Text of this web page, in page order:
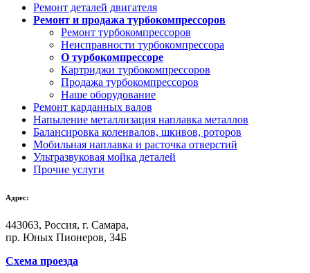
Ремонт деталей двигателя
Ремонт и продажа турбокомпрессоров
Ремонт турбокомпрессоров
Неисправности турбокомпрессора
О турбокомпрессоре
Картриджи турбокомпрессоров
Продажа турбокомпрессоров
Наше оборудование
Ремонт карданных валов
Напыление металлизация наплавка металлов
Балансировка коленвалов, шкивов, роторов
Мобильная наплавка и расточка отверстий
Ультразвуковая мойка деталей
Прочие услуги
Адрес:
443063, Россия, г. Самара,
пр. Юных Пионеров, 34Б
Схема проезда